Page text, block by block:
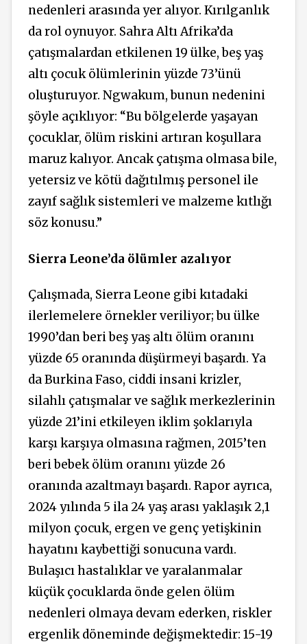
nedenleri arasında yer alıyor. Kırılganlık
da rol oynuyor. Sahra Altı Afrika’da
çatışmalardan etkilenen 19 ülke, beş yaş
altı çocuk ölümlerinin yüzde 73’ünü
oluşturuyor. Ngwakum, bunun nedenini
şöyle açıklıyor: “Bu bölgelerde yaşayan
çocuklar, ölüm riskini artıran koşullara
maruz kalıyor. Ancak çatışma olmasa bile,
yetersiz ve kötü dağıtılmış personel ile
zayıf sağlık sistemleri ve malzeme kıtlığı
söz konusu.”
Sierra Leone’da ölümler azalıyor
Çalışmada, Sierra Leone gibi kıtadaki
ilerlemelere örnekler veriliyor; bu ülke
1990’dan beri beş yaş altı ölüm oranını
yüzde 65 oranında düşürmeyi başardı. Ya
da Burkina Faso, ciddi insani krizler,
silahlı çatışmalar ve sağlık merkezlerinin
yüzde 21’ini etkileyen iklim şoklarıyla
karşı karşıya olmasına rağmen, 2015’ten
beri bebek ölüm oranını yüzde 26
oranında azaltmayı başardı. Rapor ayrıca,
2024 yılında 5 ila 24 yaş arası yaklaşık 2,1
milyon çocuk, ergen ve genç yetişkinin
hayatını kaybettiği sonucuna vardı.
Bulaşıcı hastalıklar ve yaralanmalar
küçük çocuklarda önde gelen ölüm
nedenleri olmaya devam ederken, riskler
ergenlik döneminde değişmektedir: 15-19